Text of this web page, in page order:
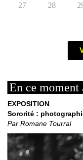
27 28
En ce moment
EXPOSITION
Sororité :
Par Romane Tourral